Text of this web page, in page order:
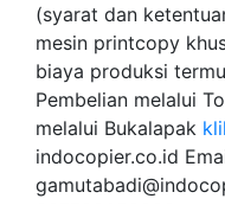
(syarat dan
mesin printcopy
biaya produksi
Pembelian melalui
melalui Bukalapak
indocopier.co.id